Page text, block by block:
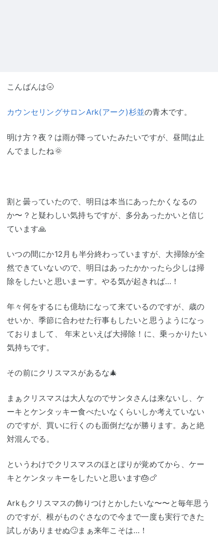
こんばんは🌝
カウンセリングサロンArk(アーク)杉並の青木です。
明け方？夜？は雨が降っていたみたいですが、昼間は止
んでましたね🌞
割と曇っていたので、明日は本当にあったかくなるの
か〜？と疑わしい気持ちですが、多分あったかいと信じ
ています🙏
いつの間にか12月も半分終わっていますが、大掃除が全
然できていないので、明日はあったかかったら少しは掃
除をしたいと思いまーす。やる気が起きれば…！
年々何をするにも億劫になって来ているのですが、歳の
せいか、季節に合わせた行事もしたいと思うようになっ
ておりまして、 年末といえば大掃除！に、乗っかりたい
気持ちです。
その前にクリスマスがあるな🎄
まぁクリスマスは大人なのでサンタさんは来ないし、ケ
ーキとケンタッキー食べたいなくらいしか考えていない
のですが、買いに行くのも面倒だなが勝ります。あと絶
対混んでる。
というわけでクリスマスのほとぼりが覚めてから、ケー
キとケンタッキーをしたいと思います🎂🍗
Arkもクリスマスの飾りつけとかしたいな〜〜と毎年思う
のですが、根がものぐさなので今まで一度も実行できた
試しがありませぬ🙄まぁ来年こそは…！